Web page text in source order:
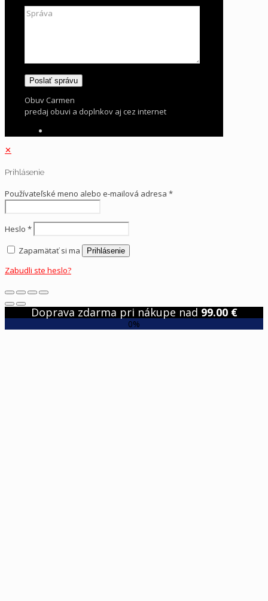
Obuv Carmen
predaj obuvi a doplnkov aj cez internet
✕
Prihlásenie
Používateľské meno alebo e-mailová adresa *
Heslo *
Zapamätať si ma
Prihlásenie
Zabudli ste heslo?
Doprava zdarma pri nákupe nad 99.00 €
0%